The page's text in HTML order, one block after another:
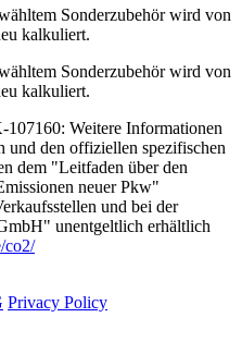
Sonderzubehör wird von
kalkuliert.
Sonderzubehör wird von
kalkuliert.
Weitere Informationen
den offiziellen spezifischen
dem "Leitfaden über den
neuer Pkw"
und bei der
unentgeltlich erhältlich
co2/
Privacy Policy